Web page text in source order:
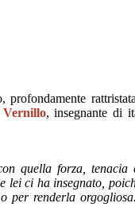
profondamente
Vernillo, insegnante di
quella forza, tenacia
ci ha insegnato,
per renderla